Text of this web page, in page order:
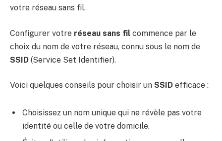
votre réseau sans fil.
Configurer votre réseau sans fil commence par le
choix du nom de votre réseau, connu sous le nom de
SSID (Service Set Identifier).
Voici quelques conseils pour choisir un SSID efficace :
Choisissez un nom unique qui ne révèle pas votre
identité ou celle de votre domicile.